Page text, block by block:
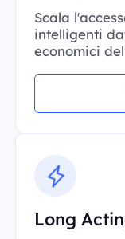
Scala
intelligenti
economici
Long